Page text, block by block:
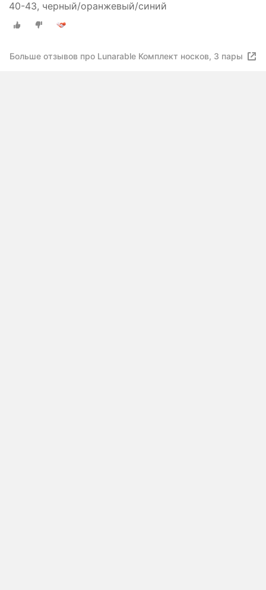
40-43, черный/оранжевый/синий
Больше отзывов про Lunarable Комплект носков, 3 пары